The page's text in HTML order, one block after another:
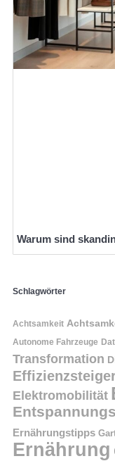
Warum sind
Schlagwörter
Achtsamkeit
Autonome Fahrzeuge
Transformation
Elektromobilität
Ernährungstipps
Ernährung